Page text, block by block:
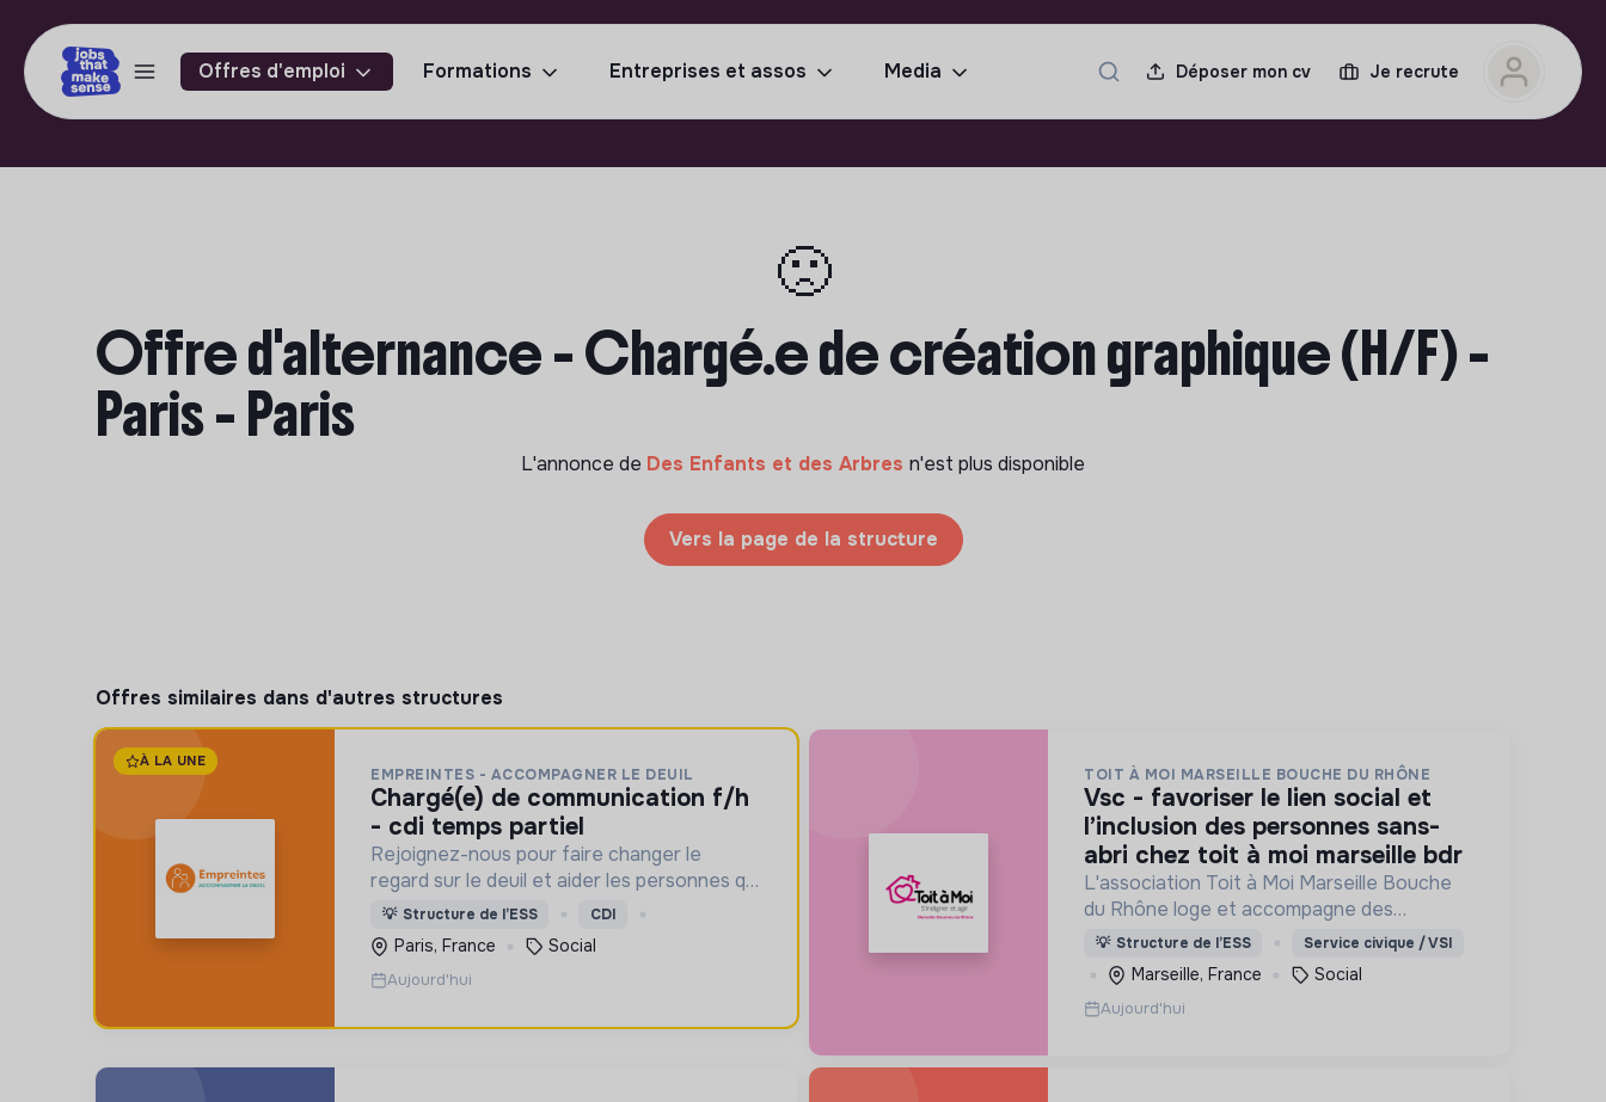
Offres d'emploi Formations Entreprises et assos Media Déposer mon cv Je recrute
🙁
Offre d'alternance - Chargé.e de création graphique (H/F) -
Paris - Paris
L'annonce de Des Enfants et des Arbres n'est plus disponible
Vers la page de la structure
Offres similaires dans d'autres structures
À LA UNE
EMPREINTES - ACCOMPAGNER LE DEUIL
chargé(e) de communication f/h
- cdi temps partiel
Rejoignez-nous pour faire changer le
regard sur le deuil et aider les personnes qui
aident un proche !
💡 Structure de l’ESS CDI
Paris, France Social
Aujourd'hui
TOIT À MOI MARSEILLE BOUCHE DU RHÔNE
vsc - favoriser le lien social et
l’inclusion des personnes sans-
abri chez toit à moi marseille bdr
L'association Toit à Moi Marseille Bouche
du Rhône loge et accompagne des
personnes sans abris vers un avenir sans
rue.
💡 Structure de l’ESS Service civique / VSI
Marseille, France Social
Aujourd'hui